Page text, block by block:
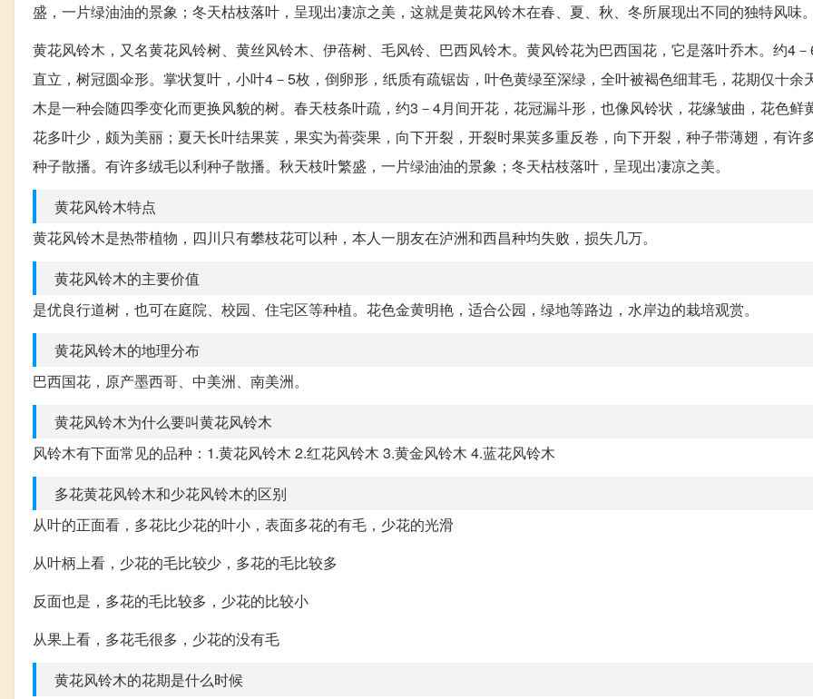
盛，一片绿油油的景象；冬天枯枝落叶，呈现出凄凉之美，这就是黄花风铃木在春、夏、秋、冬所展现出不同的独特风味。
黄花风铃木，又名黄花风铃树、黄丝风铃木、伊蓓树、毛风铃、巴西风铃木。黄风铃花为巴西国花，它是落叶乔木。约4
直立，树冠圆伞形。掌状复叶，小叶4－5枚，倒卵形，纸质有疏锯齿，叶色黄绿至深绿，全叶被褐色细茸毛，花期仅十余
木是一种会随四季变化而更换风貌的树。春天枝条叶疏，约3－4月间开花，花冠漏斗形，也像风铃状，花缘皱曲，花色鲜
花多叶少，颇为美丽；夏天长叶结果荚，果实为蓇葖果，向下开裂，开裂时果荚多重反卷，向下开裂，种子带薄翅，有许
种子散播。有许多绒毛以利种子散播。秋天枝叶繁盛，一片绿油油的景象；冬天枯枝落叶，呈现出凄凉之美。
黄花风铃木特点
黄花风铃木是热带植物，四川只有攀枝花可以种，本人一朋友在泸洲和西昌种均失败，损失几万。
黄花风铃木的主要价值
是优良行道树，也可在庭院、校园、住宅区等种植。花色金黄明艳，适合公园，绿地等路边，水岸边的栽培观赏。
黄花风铃木的地理分布
巴西国花，原产墨西哥、中美洲、南美洲。
黄花风铃木为什么要叫黄花风铃木
风铃木有下面常见的品种：1.黄花风铃木 2.红花风铃木 3.黄金风铃木 4.蓝花风铃木
多花黄花风铃木和少花风铃木的区别
从叶的正面看，多花比少花的叶小，表面多花的有毛，少花的光滑
从叶柄上看，少花的毛比较少，多花的毛比较多
反面也是，多花的毛比较多，少花的比较小
从果上看，多花毛很多，少花的没有毛
黄花风铃木的花期是什么时候